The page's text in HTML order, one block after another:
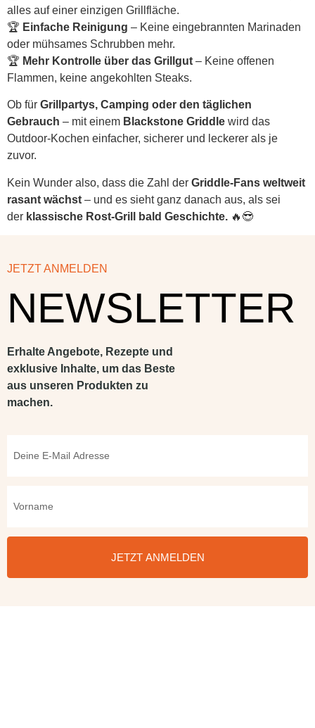
alles auf einer einzigen Grillfläche.
🏆 Einfache Reinigung – Keine eingebrannten Marinaden
oder mühsames Schrubben mehr.
🏆 Mehr Kontrolle über das Grillgut – Keine offenen
Flammen, keine angekohlten Steaks.
Ob für Grillpartys, Camping oder den täglichen
Gebrauch – mit einem Blackstone Griddle wird das
Outdoor-Kochen einfacher, sicherer und leckerer als je
zuvor.
Kein Wunder also, dass die Zahl der Griddle-Fans weltweit
rasant wächst – und es sieht ganz danach aus, als sei
der klassische Rost-Grill bald Geschichte. 🔥😎
JETZT ANMELDEN
NEWSLETTER
Erhalte Angebote, Rezepte und
exklusive Inhalte, um das Beste
aus unseren Produkten zu
machen.
JETZT ANMELDEN